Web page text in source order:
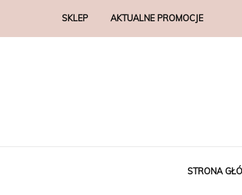
SKLEP AKTUALNE PROMOCJE
STRONA